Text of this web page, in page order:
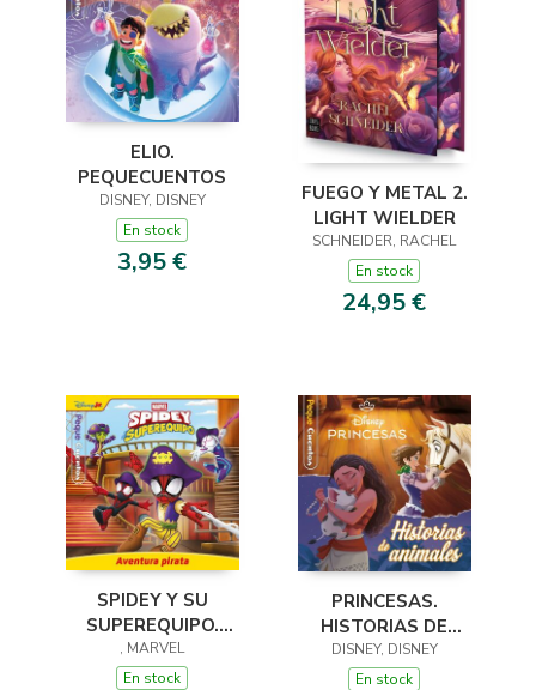
ELIO.
PEQUECUENTOS
DISNEY, DISNEY
En stock
3,95 €
FUEGO Y METAL 2.
LIGHT WIELDER
SCHNEIDER, RACHEL
En stock
24,95 €
SPIDEY Y SU
SUPEREQUIPO.
AVENTURA PIRATA.
PEQUECUENTOS
, MARVEL
En stock
PRINCESAS.
HISTORIAS DE
ANIMALES.
PEQUECUENTOS
DISNEY, DISNEY
En stock